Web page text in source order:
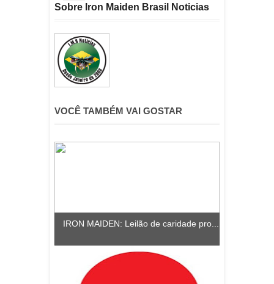
Sobre Iron Maiden Brasil Noticias
VOCÊ TAMBÉM VAI GOSTAR
IRON MAIDEN: Leilão de caridade pro...